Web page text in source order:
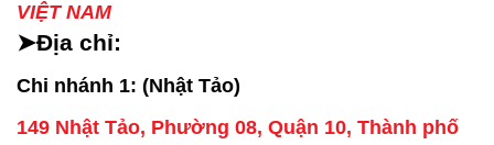
VIỆT NAM
➤Địa chỉ:
Chi nhánh 1: (Nhật Tảo)
149 Nhật Tảo, Phường 08, Quận 10, Thành phố